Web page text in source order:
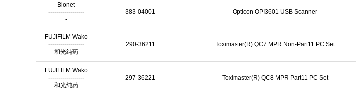
Bionet
------------------
-
383-04001 Opticon OPI3601 USB Scanner
FUJIFILM Wako
------------------
和光纯药
290-36211 Toximaster(R) QC7 MPR Non-Part11 PC Set
FUJIFILM Wako
------------------
和光纯药
297-36221 Toximaster(R) QC8 MPR Part11 PC Set